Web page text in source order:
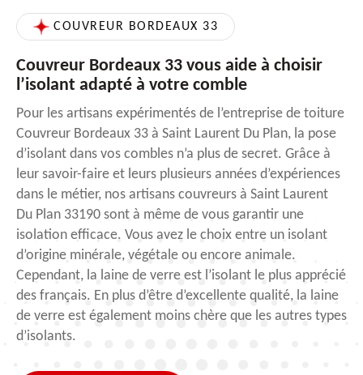
COUVREUR BORDEAUX 33
Couvreur Bordeaux 33 vous aide à choisir
l’isolant adapté à votre comble
Pour les artisans expérimentés de l’entreprise de toiture
Couvreur Bordeaux 33 à Saint Laurent Du Plan, la pose
d’isolant dans vos combles n’a plus de secret. Grâce à
leur savoir-faire et leurs plusieurs années d’expériences
dans le métier, nos artisans couvreurs à Saint Laurent
Du Plan 33190 sont à même de vous garantir une
isolation efficace. Vous avez le choix entre un isolant
d’origine minérale, végétale ou encore animale.
Cependant, la laine de verre est l’isolant le plus apprécié
des français. En plus d’être d’excellente qualité, la laine
de verre est également moins chère que les autres types
d’isolants.